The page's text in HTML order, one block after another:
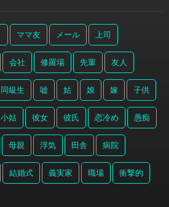
ママ友 メール 上司
会社 修羅場 先輩 友人
同級生 嘘 姑 娘 嫁 子供
小姑 彼女 彼氏 恋冷め 愚痴
母親 浮気 田舎 病院
結婚式 義実家 職場 衝撃的